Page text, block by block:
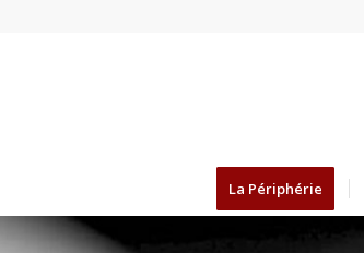
La Périphérie